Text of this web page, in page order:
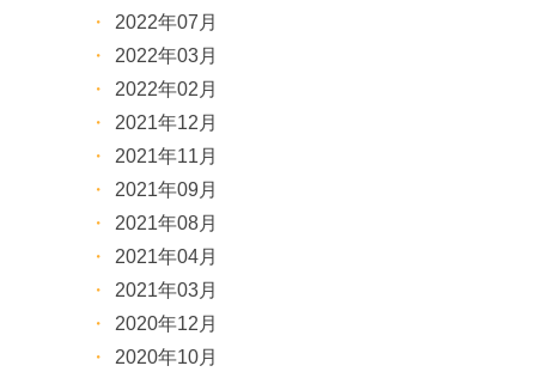
2022年07月
2022年03月
2022年02月
2021年12月
2021年11月
2021年09月
2021年08月
2021年04月
2021年03月
2020年12月
2020年10月